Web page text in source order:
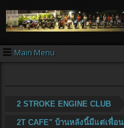
Main Menu
2 STROKE ENGINE CLUB
2T CAFE" บ้านหลังนี้มีแต่เพื่อน